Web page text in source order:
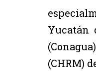
Yucatán
(CHRM)